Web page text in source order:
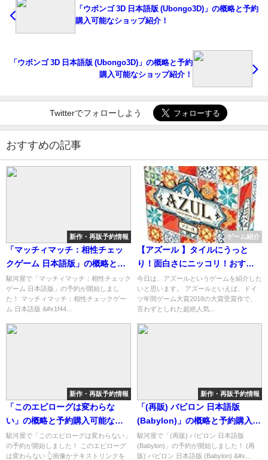
「ウボンゴ 3D 日本語版 (Ubongo3D)」の概略と予約
購入可能なショップ紹介！
「ウボンゴ 3D 日本語版 (Ubongo3D)」の概略と予約
購入可能なショップ紹介！
Twitterでフォローしよう
おすすめの記事
新作・再販予約情報
「マッチィマッチ：相性チェッ
クゲーム 日本語版」の概略と予
約購入可能なショップ紹介！
駿河屋で「マッチィマッチ：相性チェック
ゲーム 日本語版」の予約が開始しまし
た！ マッチィマッチ：相性チェックゲー
ム 日本語版 &#x1f44...
ゲーム紹介
【アズール 】タイルにうっと
り！面白さにニッコリ！おすす
めボードゲーム「アズール」の
紹介！【ドイツ年間ゲーム大賞
2018受賞作！】
今日は、アズールというゲームを紹介した
いと思います。 アズールといえば、ドイ
ツ年間ゲーム大賞2018の大賞受賞作で、
言わずとしれた超絶人気...
新作・再販予約情報
「このエピローグは変わらな
い」の概略と予約購入可能なシ
ョップ紹介！
駿河屋で「このエピローグは変わらない」
の予約が開始しました！ このエピローグ
は変わらない 👆画像かテキストリンクを
新作・再販予約情報
「(再販) バビロン 日本語版
(Babylon)」の概略と予約購入可
能なショップ紹介！
駿河屋で「(再販) バビロン 日本語版
(Babylon)」の予約が開始しました！ (再
販) バビロン 日本語版 (Babylon) &#x...